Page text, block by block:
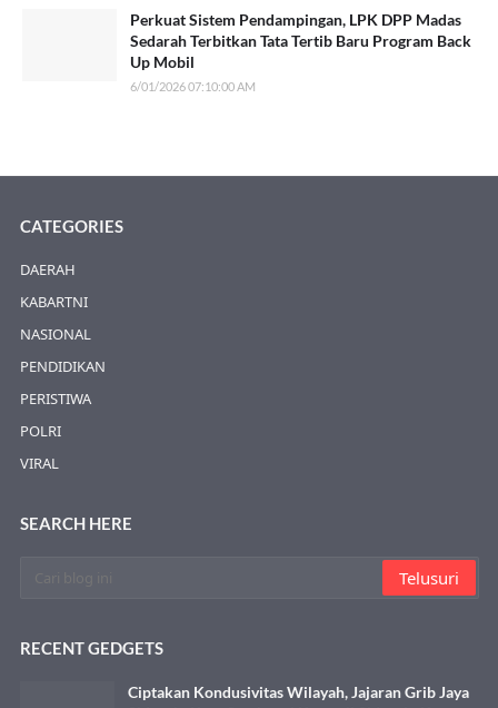
Perkuat Sistem Pendampingan, LPK DPP Madas
Sedarah Terbitkan Tata Tertib Baru Program Back
Up Mobil
6/01/2026 07:10:00 AM
CATEGORIES
DAERAH
KABARTNI
NASIONAL
PENDIDIKAN
PERISTIWA
POLRI
VIRAL
SEARCH HERE
RECENT GEDGETS
Ciptakan Kondusivitas Wilayah, Jajaran Grib Jaya